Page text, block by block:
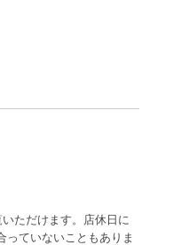
ただけます。店休日に
っていないこともありま